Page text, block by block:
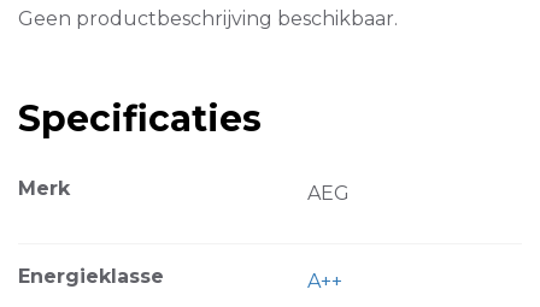
Geen productbeschrijving beschikbaar.
Specificaties
Merk AEG
Energieklasse A++